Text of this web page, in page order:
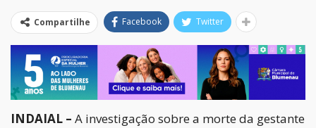
Compartilhe Facebook Twitter
INDAIAL – A investigação sobre a morte da gestante